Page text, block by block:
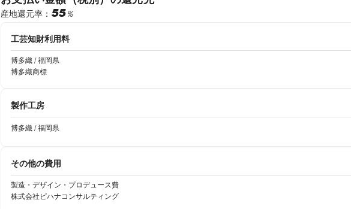
産地還元率： 55％
工芸知財利用料
博多織 / 福岡県
博多織商標
製作工房
博多織 / 福岡県
その他の費用
製造・デザイン・プロデュース費
株式会社ピハナコンサルティング